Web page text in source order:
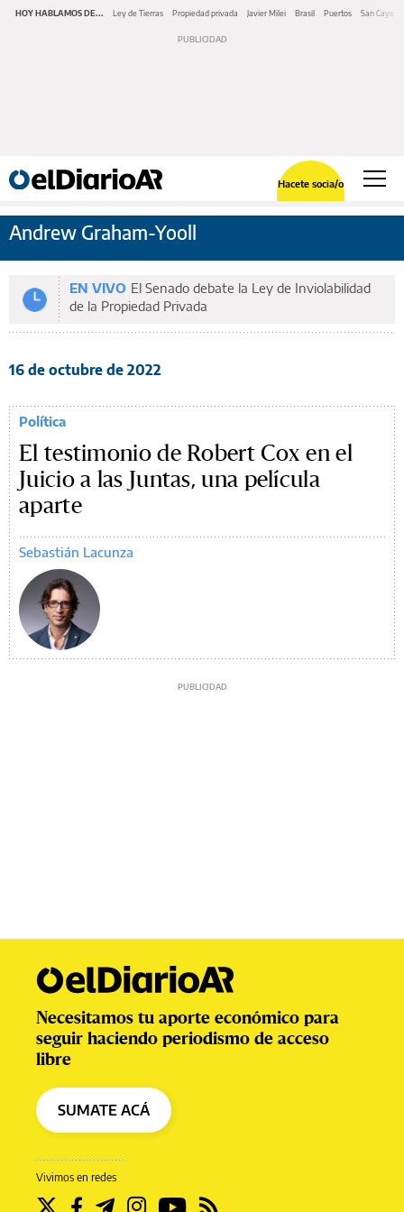
HOY HABLAMOS DE... Ley de Tierras Propiedad privada Javier Milei Brasil Puertos San
Hacete socia/o
Andrew Graham-Yooll
EN VIVO El Senado debate la Ley de Inviolabilidad
de la Propiedad Privada
16 de octubre de 2022
Política
El testimonio de Robert Cox en el
Juicio a las Juntas, una película
aparte
Sebastián Lacunza
Vivimos en redes
Necesitamos tu aporte económico para
seguir haciendo periodismo de acceso
libre
SUMATE ACÁ